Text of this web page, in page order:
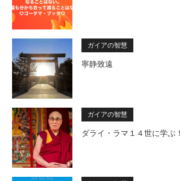
ガイアの智慧
寧静致遠
ガイアの智慧
ダライ・ラマ１４世に学ぶ！